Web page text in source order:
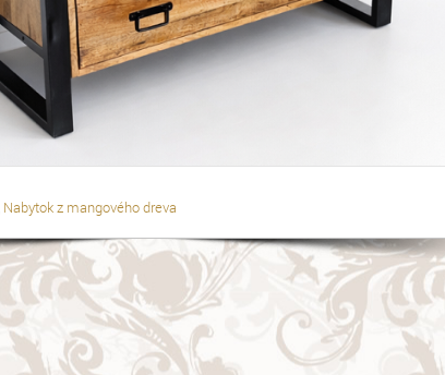
Nabytok z mangového dreva